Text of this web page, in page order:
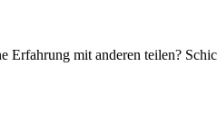
mit anderen teilen?